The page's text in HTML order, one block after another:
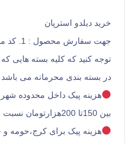
خرید دیلدو استرپان
جهت سفارش محصول : 1. کد محصول 2.نام شهر 3.شماره تماس خود را در واتس اپ و یا تلگرام برای ما ارسال کنید ، کارشناسان ما در کمترین زمان ممکن پاسخگوی شما خواهند بود .
توجه کنید که کلیه بسته هایی
در بسته بندی محرمانه می باشد
هزینه پیک داخل محدوده
بین 150تا 200هزارتومان نسبت به مسیر طی شده توسط پیک می باشد
هزینه پیک برای کرج،حومه و